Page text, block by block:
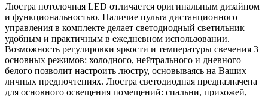
Люстра потолочная LED отличается оригинальным дизайном
и функциональностью. Наличие пульта дистанционного
управления в комплекте делает светодиодный светильник
удобным и практичным в ежедневном использовании.
Возможность регулировки яркости и температуры свечения 3
основных режимов: холодного, нейтрального и дневного
белого позволит настроить люстру, основываясь на Ваших
личных предпочтениях. Люстра светодиодная предназначена
для основного освещения помещений: спальни, прихожей,